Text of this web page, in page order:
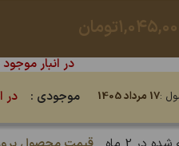
تومان
در انبار
17 مرداد 1405: موجودی : در